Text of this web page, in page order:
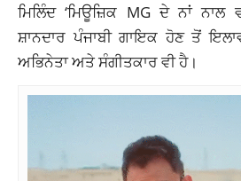
ਮਿਲਿੰਦ ‘ਮਿਊਜ਼ਿਕ MG ਦੇ ਨਾਂ
ਸ਼ਾਨਦਾਰ ਪੰਜਾਬੀ ਗਾਇਕ ਹੋਣ ਤੋਂ
ਅਭਿਨੇਤਾ ਅਤੇ ਸੰਗੀਤਕਾਰ ਵੀ ਹੈ।